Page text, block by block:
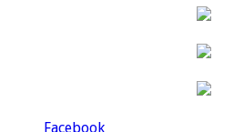
Facebook